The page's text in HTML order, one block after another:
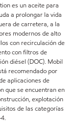
es un aceite para
a prolongar la vida
de carretera, a la
modernos de alto
con recirculación de
con filtros de
diésel (DOC). Mobil
recomendado por
aplicaciones de
que se encuentran en
explotación
de las categorías